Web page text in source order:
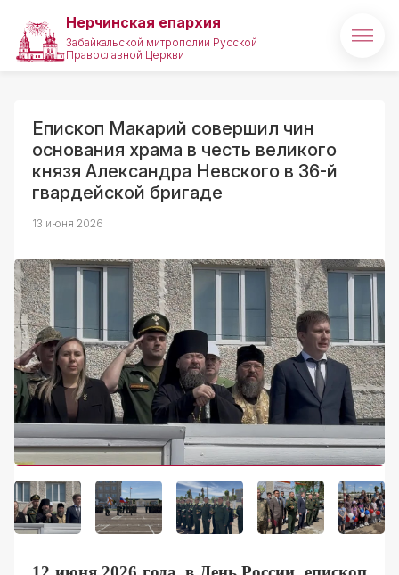
Нерчинская епархия
Забайкальской митрополии Русской
Православной Церкви
Архипастырь
Новости
Проекты
Святые и святыни
Полезные ссылки
Контакты
Епископ Макарий совершил чин
основания храма в честь великого
князя Александра Невского в 36-й
гвардейской бригаде
13 июня 2026